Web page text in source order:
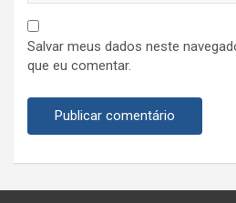
Salvar meus dados neste
que eu comentar.